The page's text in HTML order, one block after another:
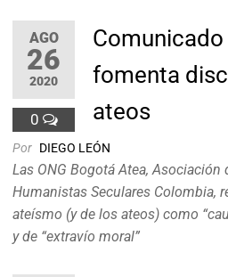
AGO
26
2020
0
fomenta
ateos
Por DIEGO LEÓN
Las ONG Bogotá Atea, Asociación
Humanistas Seculares Colombia,
ateísmo (y de los ateos) como
y de “extravío moral”